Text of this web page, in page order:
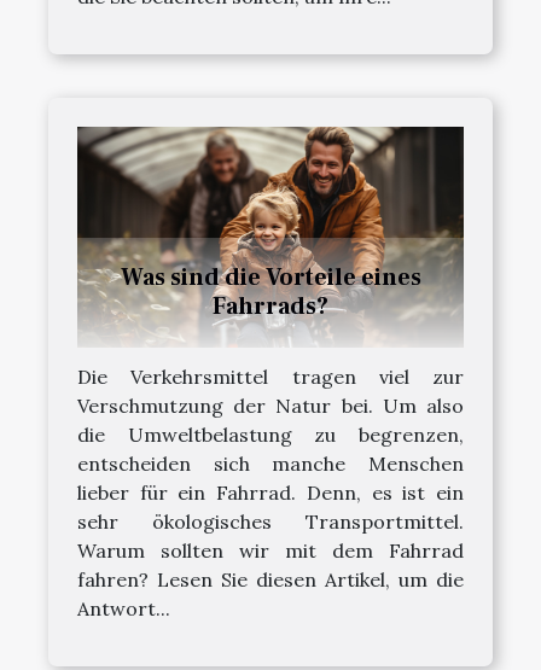
Was sind die Vorteile eines
Fahrrads?
Die Verkehrsmittel tragen viel zur
Verschmutzung der Natur bei. Um also
die Umweltbelastung zu begrenzen,
entscheiden sich manche Menschen
lieber für ein Fahrrad. Denn, es ist ein
sehr ökologisches Transportmittel.
Warum sollten wir mit dem Fahrrad
fahren? Lesen Sie diesen Artikel, um die
Antwort...